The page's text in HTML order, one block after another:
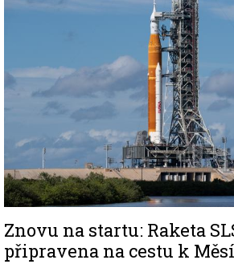
Znovu na startu: Raketa
připravena na cestu k